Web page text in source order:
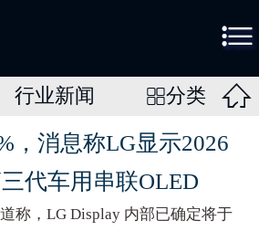

行业新闻 
分类
，消息称LG显示2026
代车用串联OLED
称，LG Display 内部已确定将于